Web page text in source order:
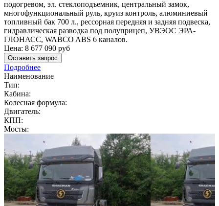
подогревом, эл. стеклоподъемник, центральный замок,
многофункциональный руль, круиз контроль, алюминиевый
топливный бак 700 л., рессорная передняя и задняя подвеска,
гидравлическая разводка под полуприцеп, УВЭОС ЭРА-
ГЛОНАСС, WABCO ABS 6 каналов.
Цена: 8 677 090 руб
Оставить запрос
Подробнее
Наименование
Тип:
Кабина:
Колесная формула:
Двигатель:
КПП:
Мосты: